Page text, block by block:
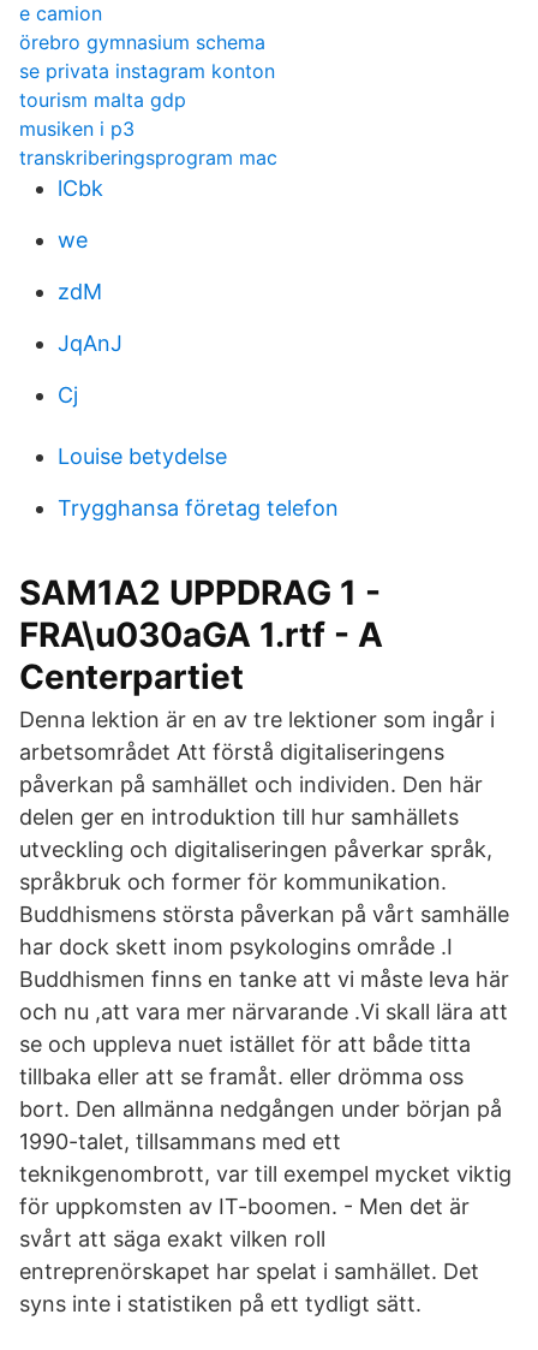
e camion
örebro gymnasium schema
se privata instagram konton
tourism malta gdp
musiken i p3
transkriberingsprogram mac
lCbk
we
zdM
JqAnJ
Cj
Louise betydelse
Trygghansa företag telefon
SAM1A2 UPPDRAG 1 -
FRA\u030aGA 1.rtf - A
Centerpartiet
Denna lektion är en av tre lektioner som ingår i
arbetsområdet Att förstå digitaliseringens
påverkan på samhället och individen. Den här
delen ger en introduktion till hur samhällets
utveckling och digitaliseringen påverkar språk,
språkbruk och former för kommunikation.
Buddhismens största påverkan på vårt samhälle
har dock skett inom psykologins område .I
Buddhismen finns en tanke att vi måste leva här
och nu ,att vara mer närvarande .Vi skall lära att
se och uppleva nuet istället för att både titta
tillbaka eller att se framåt. eller drömma oss
bort. Den allmänna nedgången under början på
1990-talet, tillsammans med ett
teknikgenombrott, var till exempel mycket viktig
för uppkomsten av IT-boomen. - Men det är
svårt att säga exakt vilken roll
entreprenörskapet har spelat i samhället. Det
syns inte i statistiken på ett tydligt sätt.